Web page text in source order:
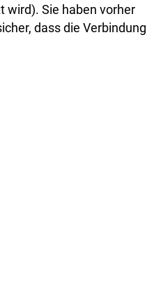
wird). Sie haben vorher
dass die Verbindung